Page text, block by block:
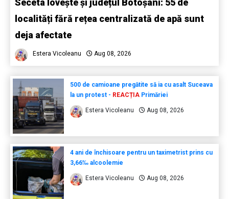
Seceta lovește și județul Botoșani: 55 de
localități fără rețea centralizată de apă sunt
deja afectate
Estera Vicoleanu Aug 08, 2026
500 de camioane pregătite să ia cu asalt Suceava
la un protest - REACȚIAPrimăriei
Estera Vicoleanu Aug 08, 2026
4 ani de închisoare pentru un taximetrist prins cu
3,66‰ alcoolemie
Estera Vicoleanu Aug 08, 2026